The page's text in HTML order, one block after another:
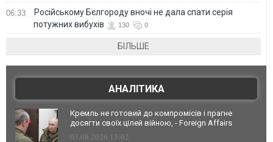
06:33
Російському Бєлгороду вночі не дала спати серія
потужних вибухів
130 0
БІЛЬШЕ
АНАЛІТИКА
Кремль не готовий до компромісів і прагне
досягти своїх цілей війною, - Foreign Affairs
03.08.2026 13:02